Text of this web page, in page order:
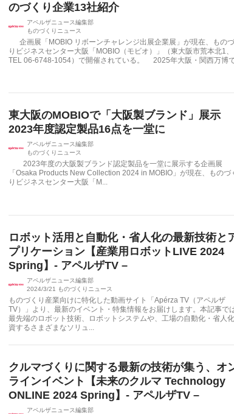
のづくり企業13社紹介
アペルザニュース編集部
ものづくりニュース
企画展「MOBIO リボーンチャレンジ出展企業展」が現在、ものづ
りビジネスセンター大阪「MOBIO（モビオ）」（東大阪市荒本北1、
TEL 06-6748-1054）で開催されている。 2025年大阪・関西万博で
東大阪のMOBIOで「大阪製ブランド」展示
2023年度認定製品16点を一堂に
アペルザニュース編集部
ものづくりニュース
2023年度の大阪製ブランド認定製品を一堂に展示する企画展
「Osaka Products New Collection 2024 in MOBIO」が現在、ものづ
りビジネスセンター大阪「M...
ロボット活用と自動化・省人化の最新技術と
プリケーション【産業用ロボットLIVE 2024
Spring】- アペルザTV –
アペルザニュース編集部
2024/3/21
ものづくりニュース
ものづくり産業向けに特化した動画サイト「Apérza TV（アペルザ
TV）」より、最新のイベント・特集情報をお届けします。本記事では
最先端のロボット技術、ロボットシステムや、工場の自動化・省人
資するさまざまなソリュ...
クルマづくりに関する最新の技術が集う、オ
ラインイベント【未来のクルマ Technology
ONLINE 2024 Spring】- アペルザTV –
アペルザニュース編集部